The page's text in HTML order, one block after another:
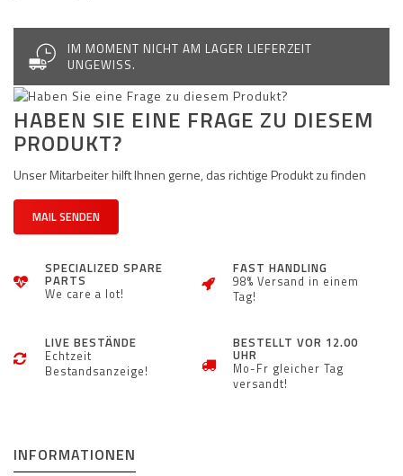
IM MOMENT NICHT AM LAGER LIEFERZEIT
UNGEWISS.
HABEN SIE EINE FRAGE ZU DIESEM
PRODUKT?
Unser Mitarbeiter hilft Ihnen gerne, das richtige Produkt zu finden
MAIL SENDEN
SPECIALIZED SPARE
PARTS
We care a lot!
FAST HANDLING
98% Versand in einem
Tag!
LIVE BESTÄNDE
Echtzeit
Bestandsanzeige!
BESTELLT VOR 12.00
UHR
Mo-Fr gleicher Tag
versandt!
INFORMATIONEN